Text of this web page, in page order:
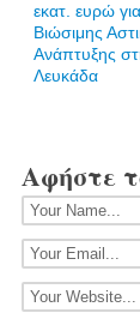
εκατ. ευρώ
Βιώσιμης
Ανάπτυξης
Λευκάδα
Αφήστε